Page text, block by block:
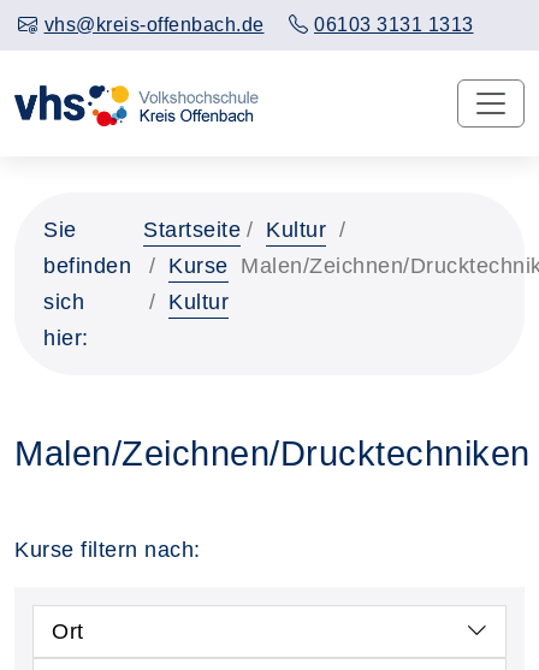
vhs@kreis-offenbach.de 06103 3131 1313
Sie
befinden
sich
hier:
Startseite
Kurse
Kultur
Kultur
Malen/Zeichnen/
Malen/Zeichnen/Drucktechniken
Kurse filtern nach:
Ort